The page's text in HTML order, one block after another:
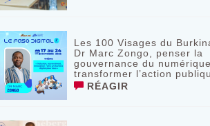
Les 100 Visages du
Dr Marc Zongo, penser la
gouvernance du
transformer l’action
RÉAGIR